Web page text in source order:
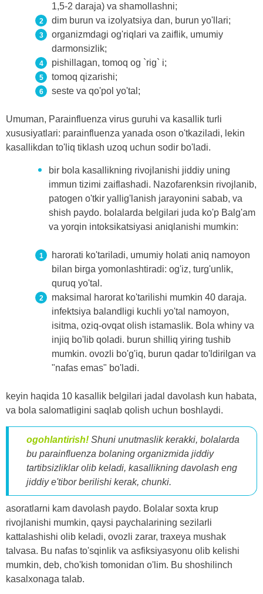
1,5-2 daraja) va shamollashni;
dim burun va izolyatsiya dan, burun yo'llari;
organizmdagi og'riqlari va zaiflik, umumiy
darmonsizlik;
pishillagan, tomoq og `rig` i;
tomoq qizarishi;
seste va qo'pol yo'tal;
Umuman, Parainfluenza virus guruhi va kasallik turli
xususiyatlari: parainfluenza yanada oson o'tkaziladi, lekin
kasallikdan to'liq tiklash uzoq uchun sodir bo'ladi.
bir bola kasallikning rivojlanishi jiddiy uning
immun tizimi zaiflashadi. Nazofarenksin rivojlanib,
patogen o'tkir yallig'lanish jarayonini sabab, va
shish paydo. bolalarda belgilari juda ko'p Balg'am
va yorqin intoksikatsiyasi aniqlanishi mumkin:
harorati ko'tariladi, umumiy holati aniq namoyon
bilan birga yomonlashtiradi: og'iz, turg'unlik,
quruq yo'tal.
maksimal harorat ko'tarilishi mumkin 40 daraja.
infektsiya balandligi kuchli yo'tal namoyon,
isitma, oziq-ovqat olish istamaslik. Bola whiny va
injiq bo'lib qoladi. burun shilliq yiring tushib
mumkin. ovozli bo'g'iq, burun qadar to'ldirilgan va
"nafas emas" bo'ladi.
keyin haqida 10 kasallik belgilari jadal davolash kun habata,
va bola salomatligini saqlab qolish uchun boshlaydi.
ogohlantirish! Shuni unutmaslik kerakki, bolalarda
bu parainfluenza bolaning organizmida jiddiy
tartibsizliklar olib keladi, kasallikning davolash eng
jiddiy e'tibor berilishi kerak, chunki.
asoratlarni kam davolash paydo. Bolalar soxta krup
rivojlanishi mumkin, qaysi paychalarining sezilarli
kattalashishi olib keladi, ovozli zarar, traxeya mushak
talvasa. Bu nafas to'sqinlik va asfiksiyasyonu olib kelishi
mumkin, deb, cho'kish tomonidan o'lim. Bu shoshilinch
kasalxonaga talab.